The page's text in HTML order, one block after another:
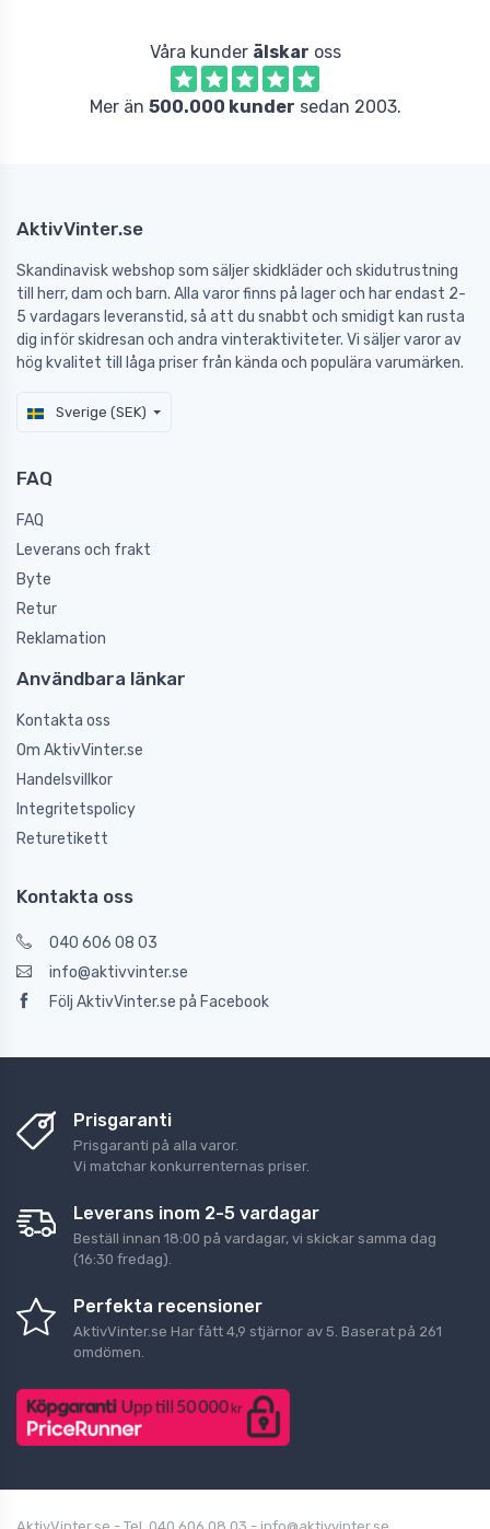
Våra kunder älskar oss
Mer än 500.000 kunder sedan 2003.
AktivVinter.se
Skandinavisk webshop som säljer skidkläder och skidutrustning
till herr, dam och barn. Alla varor finns på lager och har endast 2-
5 vardagars leveranstid, så att du snabbt och smidigt kan rusta
dig inför skidresan och andra vinteraktiviteter. Vi säljer varor av
hög kvalitet till låga priser från kända och populära varumärken.
Sverige (SEK)
FAQ
FAQ
Leverans och frakt
Byte
Retur
Reklamation
Användbara länkar
Kontakta oss
Om AktivVinter.se
Handelsvillkor
Integritetspolicy
Returetikett
Kontakta oss
040 606 08 03
info@aktivvinter.se
Följ AktivVinter.se på Facebook
Prisgaranti
Prisgaranti på alla varor.
Vi matchar konkurrenternas priser.
Leverans inom 2-5 vardagar
Beställ innan 18:00 på vardagar, vi skickar samma dag
(16:30 fredag).
Perfekta recensioner
AktivVinter.se Har fått 4,9 stjärnor av 5 . Baserat på 261
omdömen.